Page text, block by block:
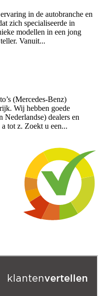
in de autobranche en
zich specialiseerde in
modellen in een jong
Vanuit...
(Mercedes-Benz)
Wij hebben goede
Nederlandse) dealers en
tot z. Zoekt u een...